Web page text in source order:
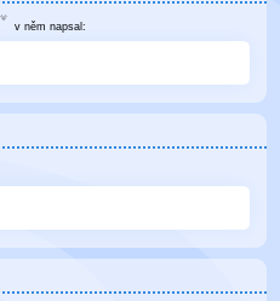
v něm napsal: